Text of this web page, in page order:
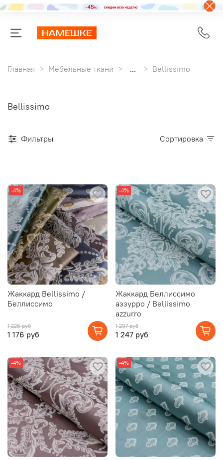
Главная Мебельные ткани ... Bellissimo
Bellissimo
Фильтры Сортировка
-4%
Жаккард Bellissimo /
Беллиссимо
1 226 руб
1 176 руб
-4%
Жаккард Беллиссимо
аззурро / Bellissimo
azzurro
1 297 руб
1 247 руб
-4% -4%